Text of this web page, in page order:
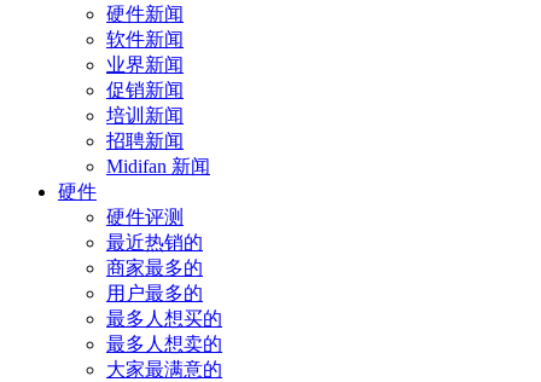
硬件新闻
软件新闻
业界新闻
促销新闻
培训新闻
招聘新闻
Midifan 新闻
硬件
硬件评测
最近热销的
商家最多的
用户最多的
最多人想买的
最多人想卖的
大家最满意的